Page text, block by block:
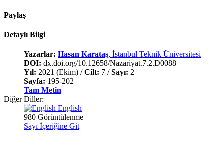
Paylaş
Detaylı Bilgi
Yazarlar: Hasan Karataş, İstanbul Teknik Üniversitesi
DOI: dx.doi.org/10.12658/Nazariyat.7.2.D0088
Yıl: 2021 (Ekim) /Cilt: 7 /Sayı: 2
Sayfa: 195-202
Tam Metin
Diğer Diller:
English
980 Görüntülenme
Sayı İçeriğine Git